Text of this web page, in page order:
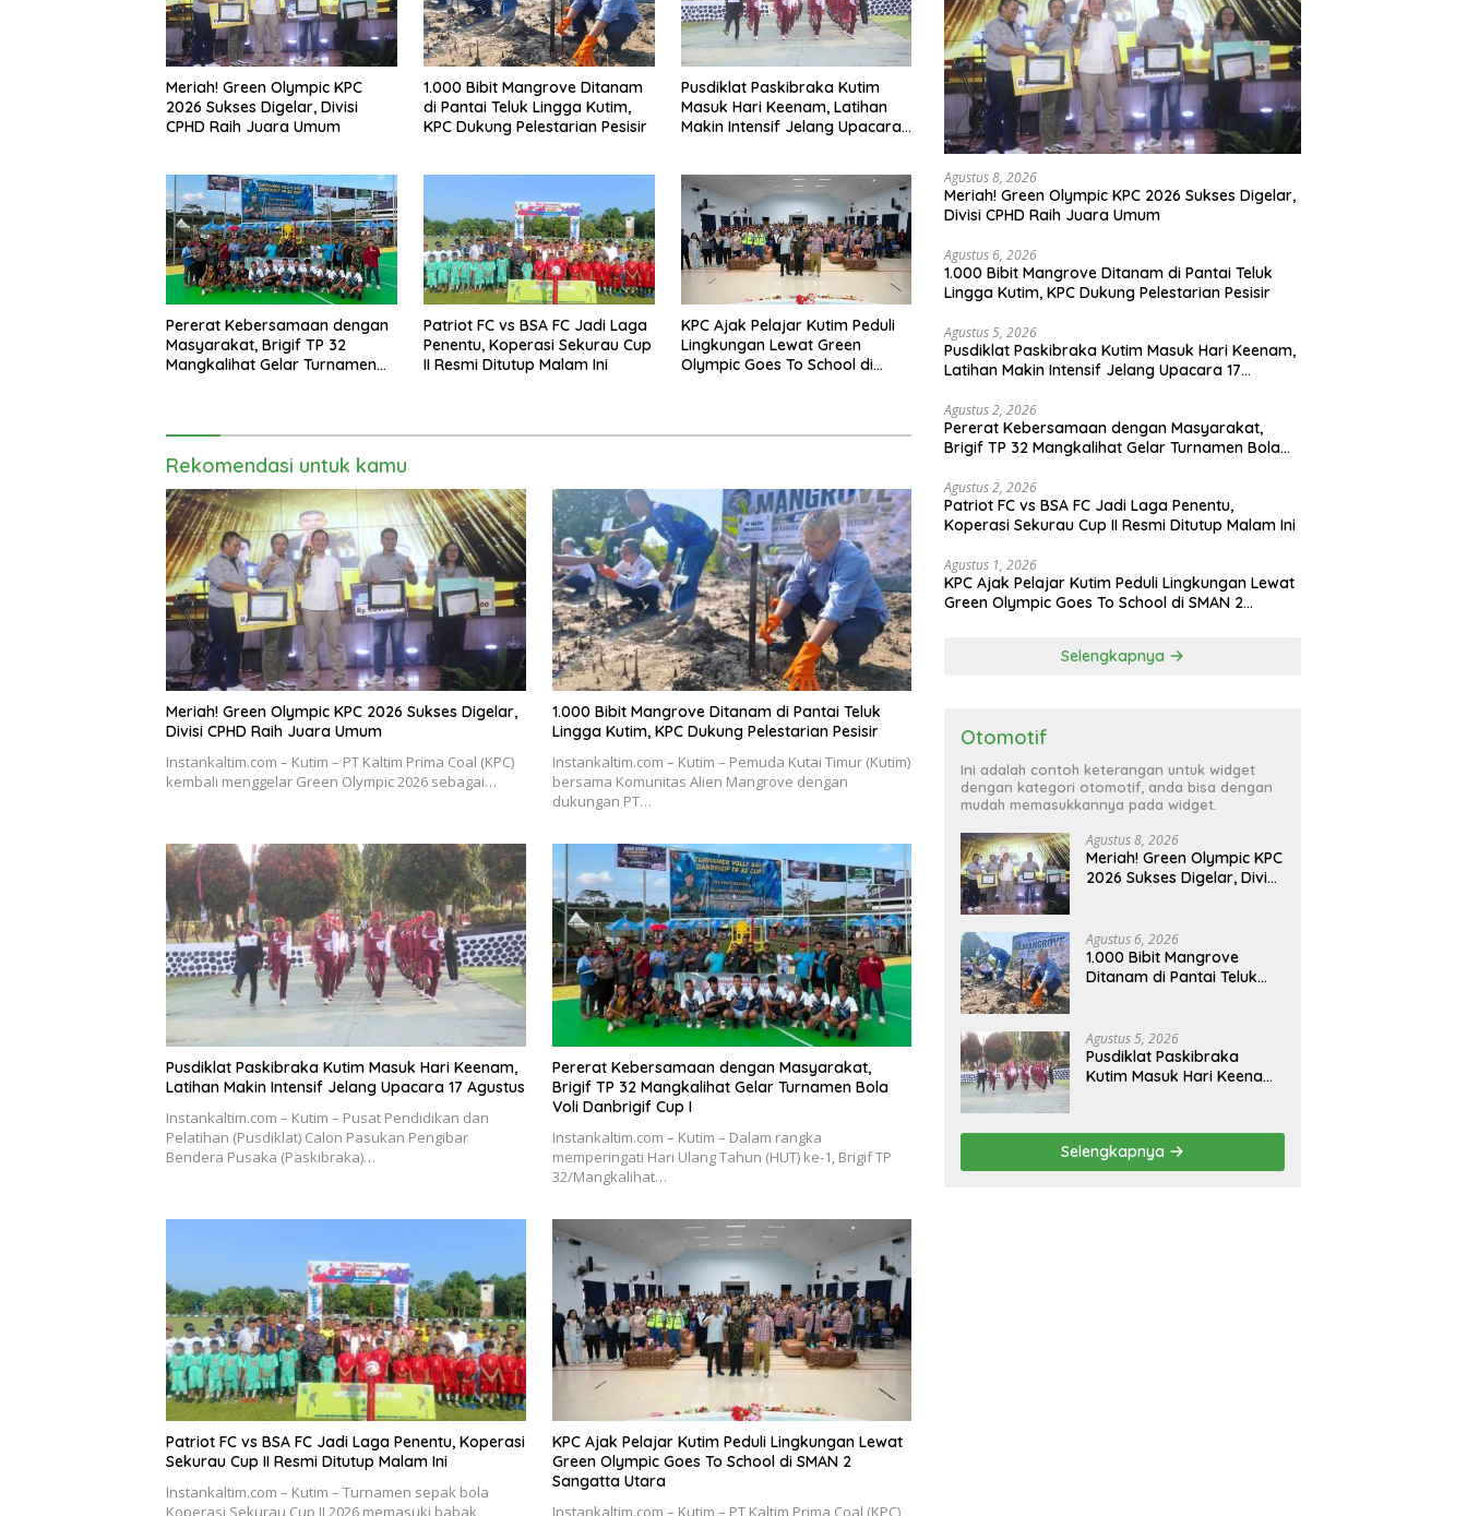
Meriah! Green Olympic KPC
2026 Sukses Digelar, Divisi
CPHD Raih Juara Umum
1.000 Bibit Mangrove Ditanam
di Pantai Teluk Lingga Kutim,
KPC Dukung Pelestarian Pesisir
Pusdiklat Paskibraka Kutim
Masuk Hari Keenam, Latihan
Makin Intensif Jelang Upacara
Pererat Kebersamaan dengan
Masyarakat, Brigif TP 32
Mangkalihat Gelar Turnamen
Patriot FC vs BSA FC Jadi Laga
Penentu, Koperasi Sekurau Cup
II Resmi Ditutup Malam Ini
KPC Ajak Pelajar Kutim Peduli
Lingkungan Lewat Green
Olympic Goes To School di
Rekomendasi untuk kamu
Meriah! Green Olympic KPC 2026 Sukses Digelar,
Divisi CPHD Raih Juara Umum
Instankaltim.com – Kutim – PT Kaltim Prima Coal (KPC)
kembali menggelar Green Olympic 2026 sebagai…
1.000 Bibit Mangrove Ditanam di Pantai Teluk
Lingga Kutim, KPC Dukung Pelestarian Pesisir
Instankaltim.com – Kutim – Pemuda Kutai Timur (Kutim)
bersama Komunitas Alien Mangrove dengan
dukungan PT…
Pusdiklat Paskibraka Kutim Masuk Hari Keenam,
Latihan Makin Intensif Jelang Upacara 17 Agustus
Instankaltim.com – Kutim – Pusat Pendidikan dan
Pelatihan (Pusdiklat) Calon Pasukan Pengibar
Bendera Pusaka (Paskibraka)…
Pererat Kebersamaan dengan Masyarakat,
Brigif TP 32 Mangkalihat Gelar Turnamen Bola
Voli Danbrigif Cup I
Instankaltim.com – Kutim – Dalam rangka
memperingati Hari Ulang Tahun (HUT) ke-1, Brigif TP
32/Mangkalihat…
Patriot FC vs BSA FC Jadi Laga Penentu, Koperasi
Sekurau Cup II Resmi Ditutup Malam Ini
Instankaltim.com – Kutim – Turnamen sepak bola
Koperasi Sekurau Cup II 2026 memasuki babak
KPC Ajak Pelajar Kutim Peduli Lingkungan Lewat
Green Olympic Goes To School di SMAN 2
Sangatta Utara
Instankaltim.com – Kutim – PT Kaltim Prima Coal (KPC)
Agustus 8, 2026
Meriah! Green Olympic KPC 2026 Sukses Digelar,
Divisi CPHD Raih Juara Umum
Agustus 6, 2026
1.000 Bibit Mangrove Ditanam di Pantai Teluk
Lingga Kutim, KPC Dukung Pelestarian Pesisir
Agustus 5, 2026
Pusdiklat Paskibraka Kutim Masuk Hari Keenam,
Latihan Makin Intensif Jelang Upacara 17
Agustus 2, 2026
Pererat Kebersamaan dengan Masyarakat,
Brigif TP 32 Mangkalihat Gelar Turnamen Bola
Agustus 2, 2026
Patriot FC vs BSA FC Jadi Laga Penentu,
Koperasi Sekurau Cup II Resmi Ditutup Malam Ini
Agustus 1, 2026
KPC Ajak Pelajar Kutim Peduli Lingkungan Lewat
Green Olympic Goes To School di SMAN 2
Selengkapnya
Otomotif
Ini adalah contoh keterangan untuk widget
dengan kategori otomotif, anda bisa dengan
mudah memasukkannya pada widget.
Agustus 8, 2026
Meriah! Green Olympic KPC
2026 Sukses Digelar, Divisi
Agustus 6, 2026
1.000 Bibit Mangrove
Ditanam di Pantai Teluk
Agustus 5, 2026
Pusdiklat Paskibraka
Kutim Masuk Hari Keenam,
Selengkapnya